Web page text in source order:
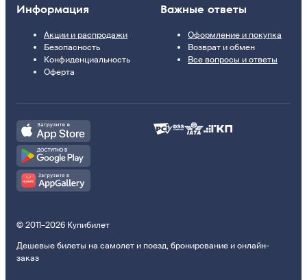
Информация
Акции и распродажи
Безопасность
Конфиденциальность
Оферта
Важные ответы
Оформление и покупка
Возврат и обмен
Все вопросы и ответы
© 2011–2026 Купибилет
Дешевые билеты на самолет и поезд, бронирование и онлайн-
заказ